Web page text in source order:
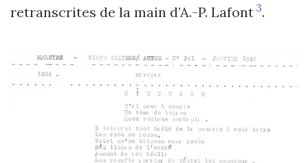
retranscrites de la main d’A.-P. Lafont 3.